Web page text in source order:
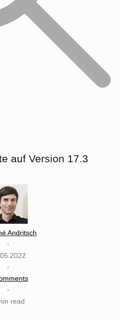
auf Version 17.3
Andritsch
·
·
·
read